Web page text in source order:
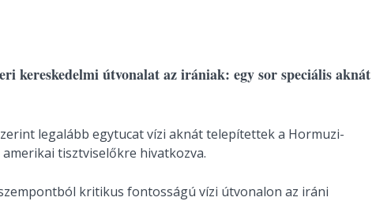
kereskedelmi útvonalat az irániak: egy sor speciális aknát
legalább egytucat vízi aknát telepítettek a Hormuzi-
amerikai tisztviselőkre hivatkozva.
kritikus fontosságú vízi útvonalon az iráni